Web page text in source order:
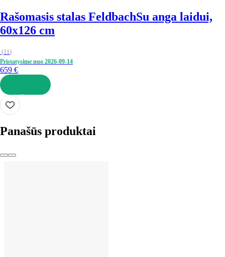
Rašomasis stalas FeldbachSu anga laidui,
60x126 cm
(11)
Pristatysime nuo 2026‑09‑14
659 €
Į KREPŠELĮ
Panašūs produktai